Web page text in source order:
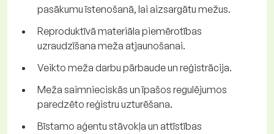
pasākumu īstenošanā, lai aizsargātu mežus.
Reproduktīvā materiāla piemērotības
uzraudzīšana meža atjaunošanai.
Veikto meža darbu pārbaude un reģistrācija.
Meža saimnieciskās un īpašos regulējumos
paredzēto reģistru uzturēšana.
Bīstamo aģentu stāvokļa un attīstības